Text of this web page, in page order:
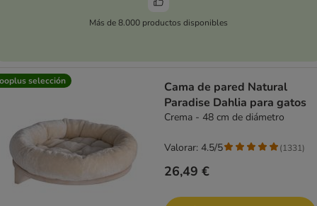
Más de 8.000 productos disponibles
selección
Cama de pared Natural
Paradise Dahlia para gatos
Crema - 48 cm de diámetro
26,49 €
Valorar: 4.5/5 (1331)